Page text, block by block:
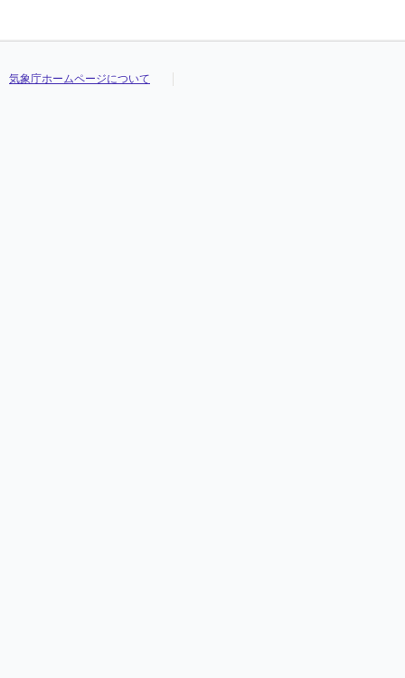
気象庁ホームページについて